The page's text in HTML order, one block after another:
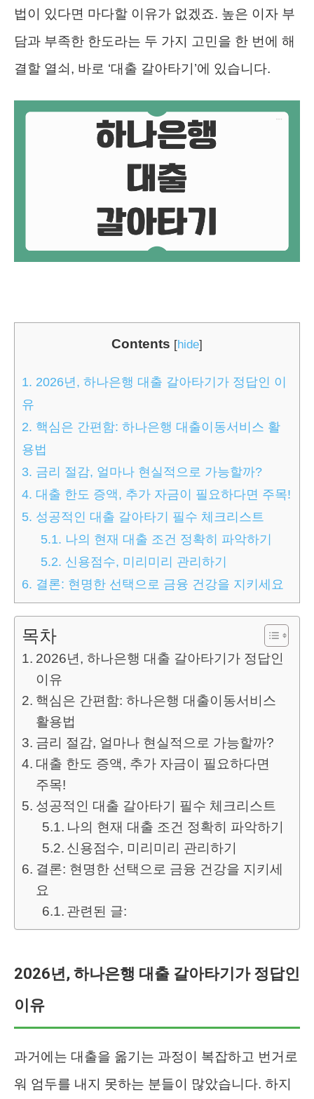
법이 있다면 마다할 이유가 없겠죠. 높은 이자 부
담과 부족한 한도라는 두 가지 고민을 한 번에 해
결할 열쇠, 바로 ‘대출 갈아타기’에 있습니다.
Contents [hide]
1. 2026년, 하나은행 대출 갈아타기가 정답인 이
유
2. 핵심은 간편함: 하나은행 대출이동서비스 활
용법
3. 금리 절감, 얼마나 현실적으로 가능할까?
4. 대출 한도 증액, 추가 자금이 필요하다면 주목!
5. 성공적인 대출 갈아타기 필수 체크리스트
5.1. 나의 현재 대출 조건 정확히 파악하기
5.2. 신용점수, 미리미리 관리하기
6. 결론: 현명한 선택으로 금융 건강을 지키세요
목차
2026년, 하나은행 대출 갈아타기가 정답인
이유
핵심은 간편함: 하나은행 대출이동서비스
활용법
금리 절감, 얼마나 현실적으로 가능할까?
대출 한도 증액, 추가 자금이 필요하다면
주목!
성공적인 대출 갈아타기 필수 체크리스트
나의 현재 대출 조건 정확히 파악하기
신용점수, 미리미리 관리하기
결론: 현명한 선택으로 금융 건강을 지키세
요
관련된 글:
2026년, 하나은행 대출 갈아타기가 정답인
이유
과거에는 대출을 옮기는 과정이 복잡하고 번거로
워 엄두를 내지 못하는 분들이 많았습니다. 하지